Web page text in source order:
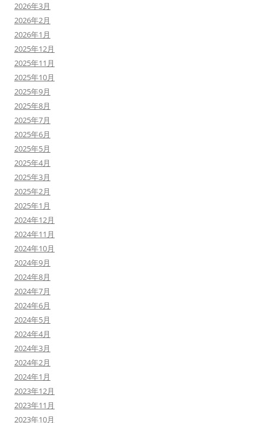
2026年3月
2026年2月
2026年1月
2025年12月
2025年11月
2025年10月
2025年9月
2025年8月
2025年7月
2025年6月
2025年5月
2025年4月
2025年3月
2025年2月
2025年1月
2024年12月
2024年11月
2024年10月
2024年9月
2024年8月
2024年7月
2024年6月
2024年5月
2024年4月
2024年3月
2024年2月
2024年1月
2023年12月
2023年11月
2023年10月